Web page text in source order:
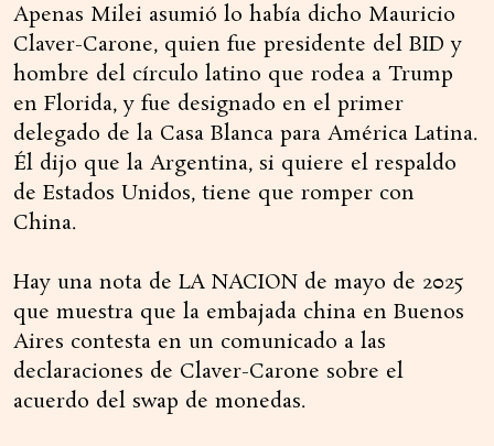
Apenas Milei asumió lo había dicho Mauricio
Claver-Carone, quien fue presidente del BID y
hombre del círculo latino que rodea a Trump
en Florida, y fue designado en el primer
delegado de la Casa Blanca para América Latina.
Él dijo que la Argentina, si quiere el respaldo
de Estados Unidos, tiene que romper con
China.
Hay una nota de LA NACION de mayo de 2025
que muestra que la embajada china en Buenos
Aires contesta en un comunicado a las
declaraciones de Claver-Carone sobre el
acuerdo del swap de monedas.